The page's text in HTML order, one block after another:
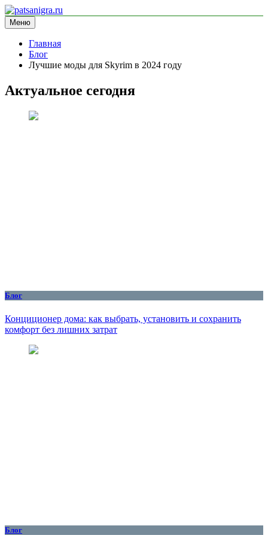
Перейти
к
содержимому
patsanigra.ru
информационный сайт
Меню
Главная
Блог
Лучшие моды для Skyrim в 2024 году
Актуальное сегодня
Блог
Конциционер дома: как выбрать, установить и сохранить
комфорт без лишних затрат
Блог